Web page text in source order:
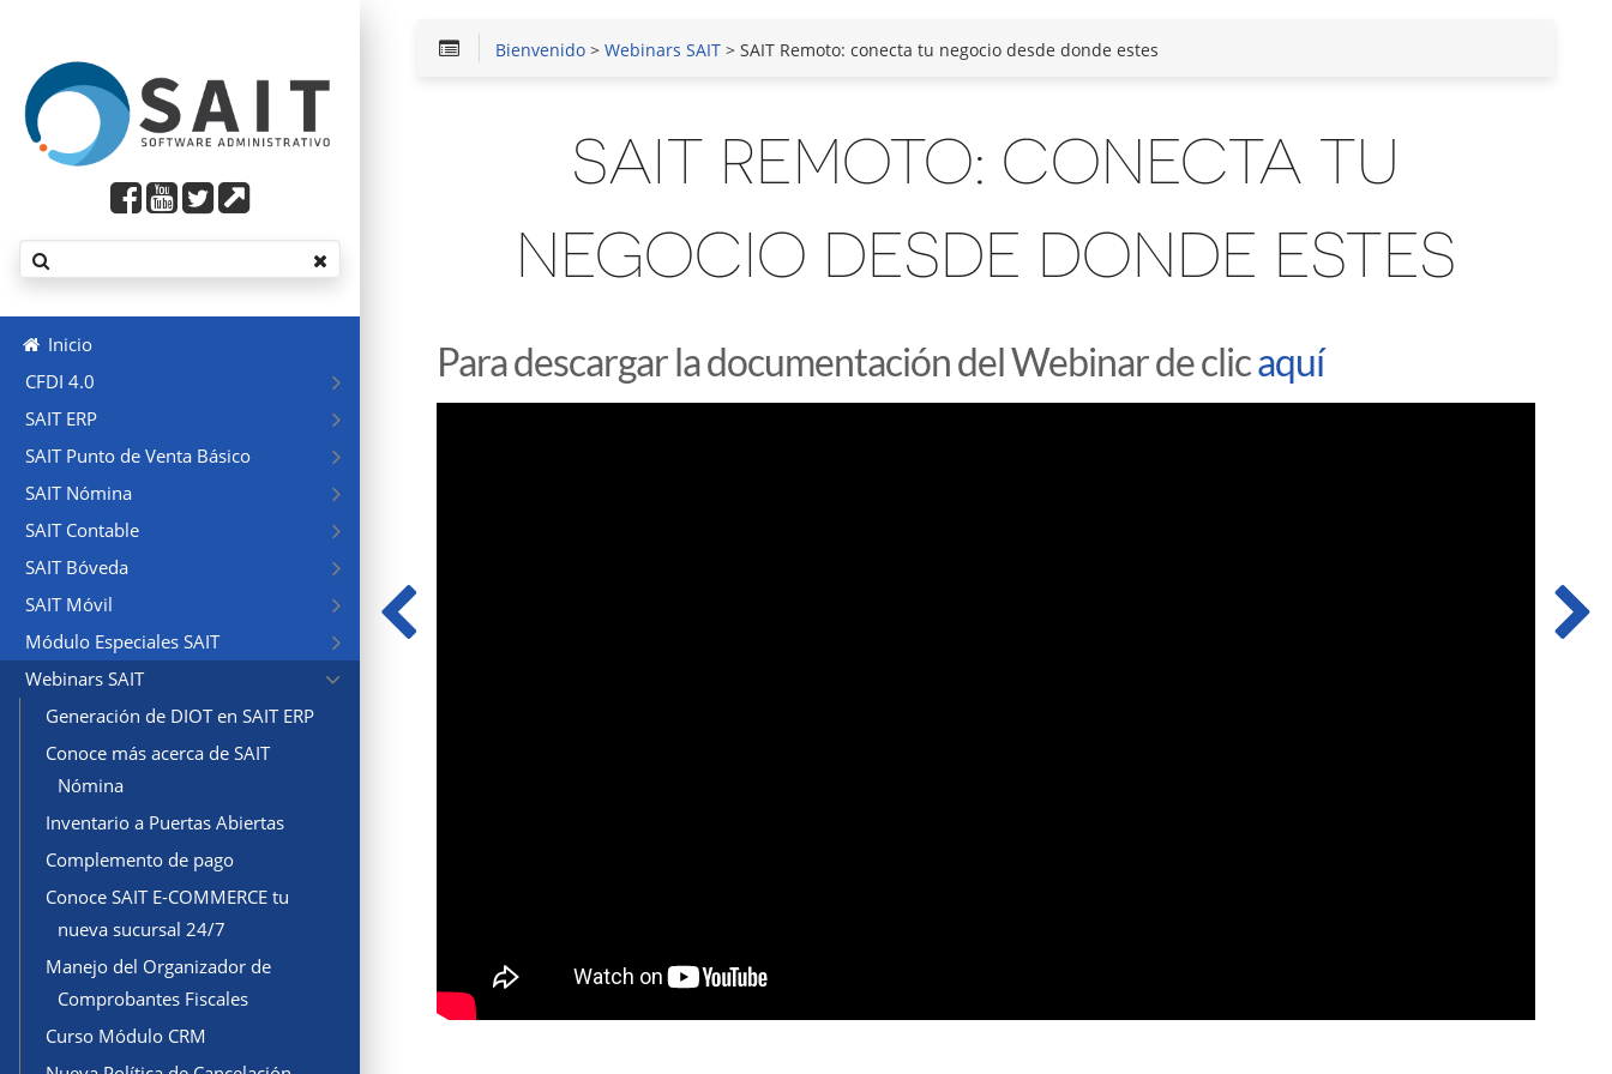
Inicio
CFDI 4.0
SAIT ERP
SAIT Punto de Venta Básico
SAIT Nómina
SAIT Contable
SAIT Bóveda
SAIT Móvil
Módulo Especiales SAIT
Webinars SAIT
Generación de DIOT en SAIT ERP
Conoce más acerca de SAIT
Nómina
Inventario a Puertas Abiertas
Complemento de pago
Conoce SAIT E-COMMERCE tu
nueva sucursal 24/7
Manejo del Organizador de
Comprobantes Fiscales
Curso Módulo CRM
Bienvenido >Webinars SAIT > SAIT Remoto: conecta tu negocio desde donde estes
SAIT REMOTO: CONECTA TU
NEGOCIO DESDE DONDE ESTES
Para descargar la documentación del Webinar de clicaquí